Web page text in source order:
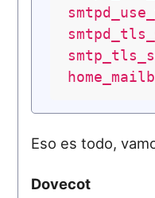
Eso es todo,
Dovecot